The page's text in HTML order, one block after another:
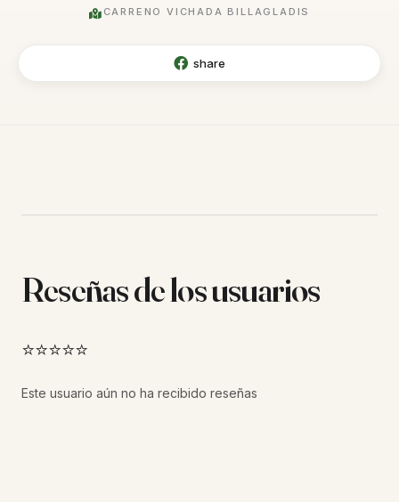
CARRENO VICHADA BILLAGLADIS
share
Reseñas de los usuarios
⭐⭐⭐⭐⭐
Este usuario aún no ha recibido reseñas